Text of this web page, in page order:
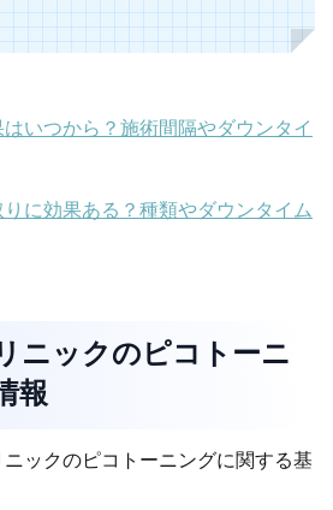
いつから？施術間隔やダウンタイ
に効果ある？種類やダウンタイム
ニックのピコトーニ
報
ックのピコトーニングに関する基